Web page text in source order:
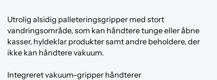
Utrolig alsidig palleteringsgripper med stort
vandringsområde, som kan håndtere tunge eller åbne
kasser, hyldeklar produkter samt andre beholdere, der
ikke kan håndtere vakuum.
Integreret vakuum-gripper håndterer